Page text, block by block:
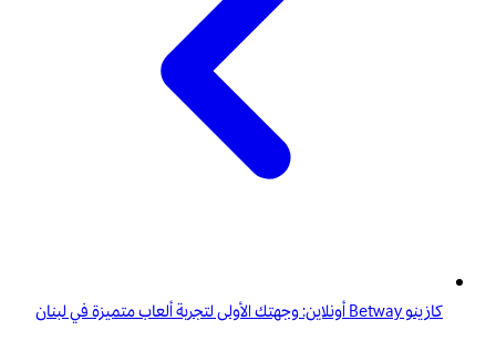
كازينو Betway أونلاين: وجهتك الأولى لتجربة ألعاب متميزة في لبنان